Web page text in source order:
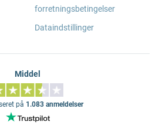
forretningsbetingelser
Dataindstillinger
Middel
på 1.083 anmeldelser